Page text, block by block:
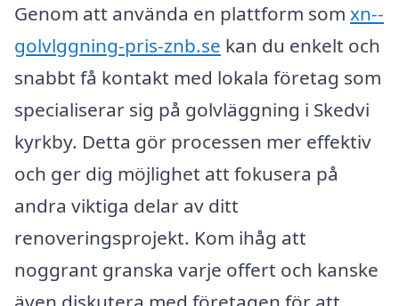
Genom att använda en plattform som xn--
golvlggning-pris-znb.se kan du enkelt och
snabbt få kontakt med lokala företag som
specialiserar sig på golvläggning i Skedvi
kyrkby. Detta gör processen mer effektiv
och ger dig möjlighet att fokusera på
andra viktiga delar av ditt
renoveringsprojekt. Kom ihåg att
noggrant granska varje offert och kanske